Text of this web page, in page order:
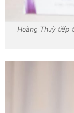
Hoàng Thuỳ tiếp